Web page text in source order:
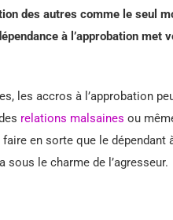
des autres comme le seul
à l’approbation met
les accros à l’approbation
relations malsaines ou
en sorte que le dépendant
le charme de l’agresseur.